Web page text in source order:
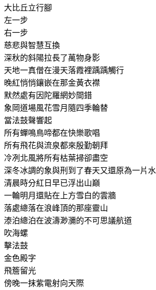
大比丘立行腳
左一步
右一步
慈悲與智慧互換
深秋的斜陽拉長了萬物身影
天地一真僧在漫天落霞裡踽踽觸行
晚紅悄悄鑲嵌在那金黃衣襟
默然處有因陀羅網妙間錯
象岡道場風花雪月隨四季輪替
當法鼓聲響起
所有蟬鳴鳥啼都在快樂歌唱
所有飛花與流泉都來殷勤朝拜
冷冽北風將所有枯葉掃卻盡空
深冬冰調的象與刑到了春天又還原為一片水
清晨時分紅日早已浮出山巔
一輪明月還貼在上方雪白的雲牆
落處總落在浪峰頂的那座靈山
溙泊總泊在波濤渺瀰的不可思議航道
吹海螺
擊法鼓
金色殿字
飛簷留光
傍晚一抹紫電射向天際